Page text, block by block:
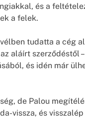
és a
a felek.
tudatta a cég
aláírt szerződéstől
és idén már
de Palou
vissza, és